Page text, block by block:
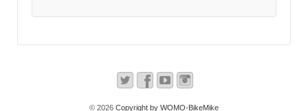
© 2026 Copyright by WOMO-BikeMike